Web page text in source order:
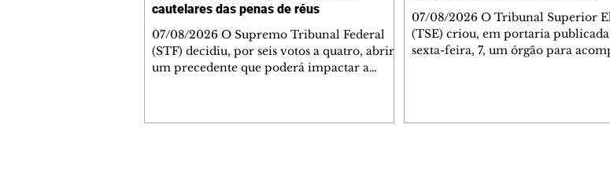
cautelares das penas de réus
07/08/2026 O Supremo Tribunal Federal
(STF) decidiu, por seis votos a quatro, abrir
um precedente que poderá impactar a
07/08/2026 O Tribunal Superior
(TSE) criou, em portaria publicada
sexta-feira, 7, um órgão para